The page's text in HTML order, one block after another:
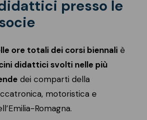
presso le
ore totali dei corsi biennali è
didattici svolti nelle più
dei comparti della
motoristica e
Romagna.